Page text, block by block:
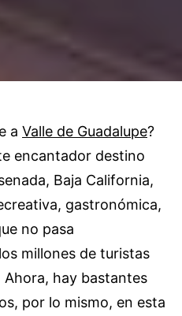
a Valle de Guadalupe?
encantador destino
Baja California,
gastronómica,
no pasa
millones de turistas
Ahora, hay bastantes
por lo mismo, en esta